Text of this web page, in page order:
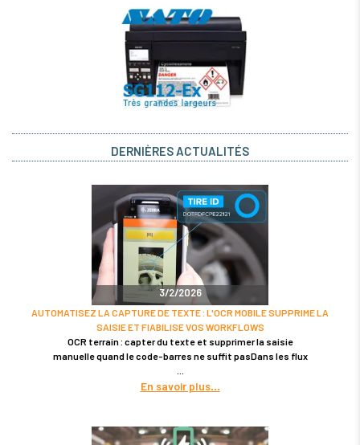
DERNIÈRES ACTUALITÉS
3/2/2026
AUTOMATISEZ LA CAPTURE DE TEXTE : L'OCR MOBILE SUPPRIME LA
SAISIE ET FIABILISE VOS WORKFLOWS
OCR terrain : capter du texte et supprimer la saisie
manuelle quand le code-barres ne suffit pasDans les flux
En savoir plus